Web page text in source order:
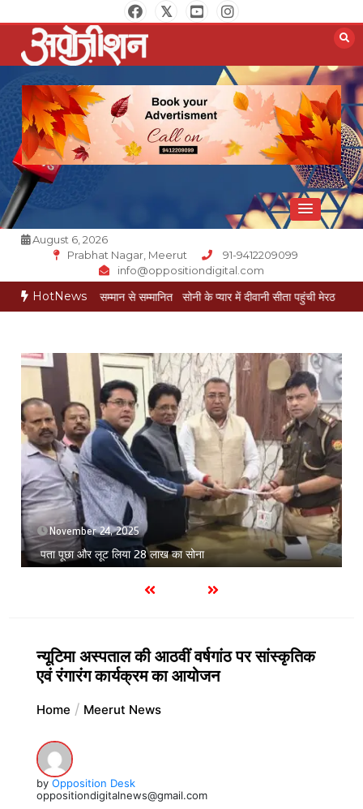
to
content
Opposition Digital
August 6, 2026
Prabhat Nagar, Meerut
91-9412209099
info@oppositiondigital.com
HotNews
गौरव सम्मान से सम्मानित सोनी के प्यार में दीवानी सीता पहुंची मेरठ सोनी के प्यार में
September 9, 2025 1 min
मोबाइल एप का क्यू आर कोड स्कैन कर लूट करने वाले
न्यूटिमा अस्पताल की आठवीं वर्षगांठ पर सांस्कृतिक
एवं रंगारंग कार्यक्रम का आयोजन
Home Meerut News
by Opposition Desk
oppositiondigitalnews@gmail.com